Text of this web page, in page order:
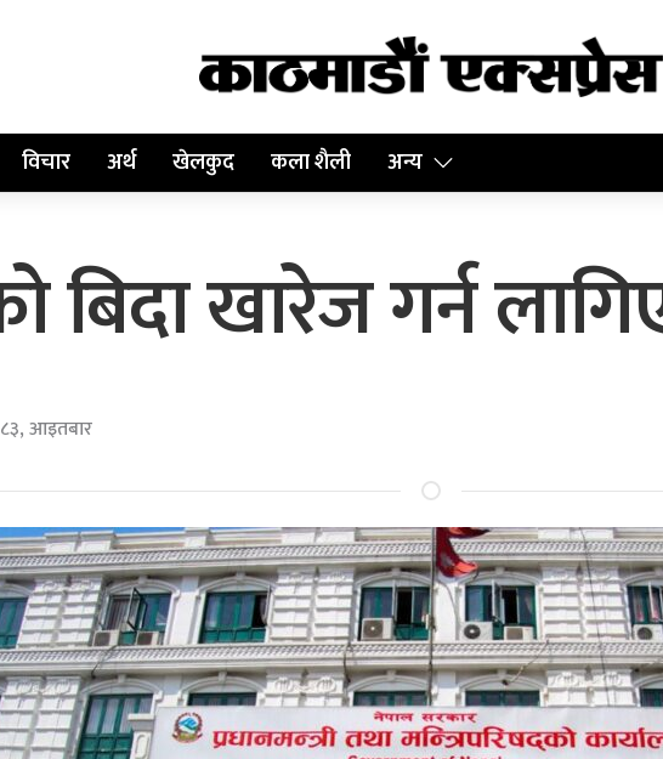
विचार अर्थ खेलकुद कला शैली अन्य
बिदा खारेज गर्न
आइतबार